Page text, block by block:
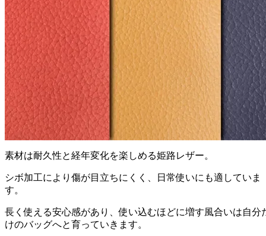
素材は耐久性と経年変化を楽しめる姫路レザー。
シボ加工により傷が目立ちにくく、日常使いにも適していま
す。
長く使える安心感があり、使い込むほどに増す風合いは自分
けのバッグへと育っていきます。